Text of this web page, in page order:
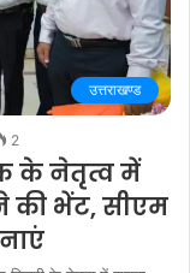
उत्तराखण्ड
2
के नेतृत्व में
की भेंट, सीएम